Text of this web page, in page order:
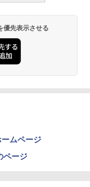
ナイロンファイバー
フルティース 14T +
ーピストンヘッド◆電
対応
59分まで】CYMA OZ
タイプ フリップアッ
ト/アイアンサイト サ
】マジックフライング
使いやすい
充電式 360°回転 おも
供の日 【テレビで話
S.H.フィギュアー
ャンクス -マリンフォ
PVC&ABS&布
ディズニー プリン
シリーズ ブラインドボ
ガチャガチャ コレク
レクター・誕生日・
適 (一個入り)
バンダイ スピリッツ)
ンジャ[カラーA] 色
リー PLAMATEA MX
プラモデル ノンスケ
MARUI) No.21 H&K
エアーHOPハンドガン
ールシリーズ No.123
(ゲートカット用) プラ
優先表示させる
ムページ
ページ